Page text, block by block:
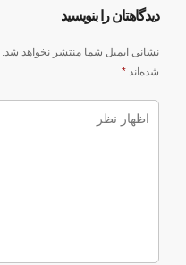
دیدگاهتان را بنویسید
نشانی ایمیل شما منتشر نخواهد شد.
شده‌اند *